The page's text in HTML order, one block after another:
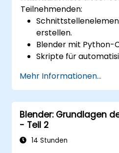
Teilnehmenden:
erstellen.
Blender mit Python-
Skripte für
Die bpy-Bibliothek
verstehen.
Mehr Informationen...
Blender: Grundlagen
- Teil 2
14 Stunden